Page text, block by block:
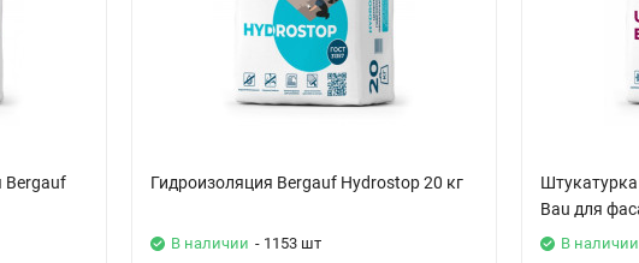
Bergauf
Гидроизоляция Bergauf Hydrostop 20 кг
В наличии - 1153 шт
Bau для
В наличии